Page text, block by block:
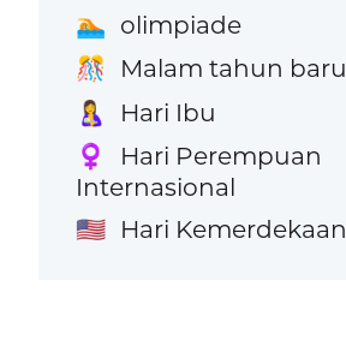
🏊 olimpiade
🎊 Malam tahun baru
🤱 Hari Ibu
♀️
Hari Perempuan
Internasional
🇺🇸 Hari Kemerdekaan